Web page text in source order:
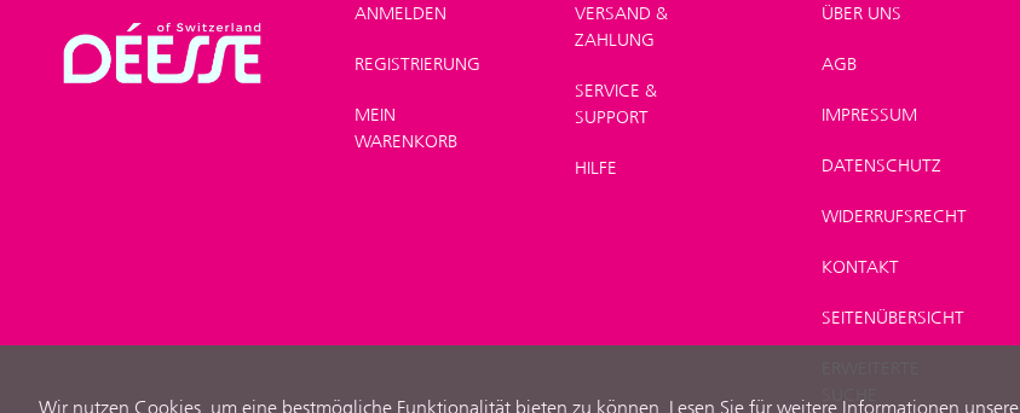
SHOP >Make-up>
ANMELDEN
REGISTRIERUNG
MEIN
WARENKORB
VERSAND &
ZAHLUNG
SERVICE &
SUPPORT
HILFE
ÜBER UNS
AGB
IMPRESSUM
DATENSCHUTZ
WIDERRUFSRECHT
KONTAKT
SEITENÜBERSICHT
SUCHE
Wir nutzen Cookies, um eine bestmögliche Funktionalität bieten zu können. Lesen Sie für weitere Informationen unsere